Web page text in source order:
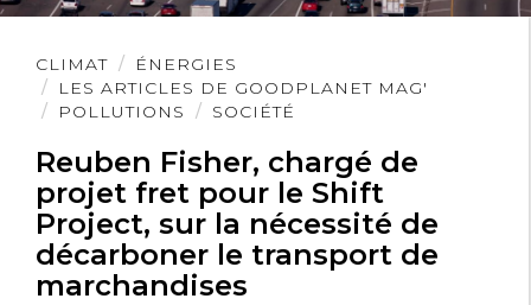
CLIMAT
ÉNERGIES
LES ARTICLES DE GOODPLANET MAG'
POLLUTIONS
SOCIÉTÉ
Reuben Fisher, chargé de
projet fret pour le Shift
Project, sur la nécessité de
décarboner le transport de
marchandises
Lire
l'article